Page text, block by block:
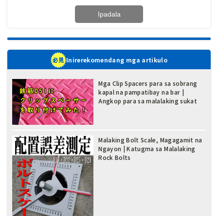
Inirerekomendang mga artikulo
Mga Clip Spacers para sa sobrang
kapal na pampatibay na bar |
Angkop para sa malalaking sukat
Malaking Bolt Scale, Magagamit na
Ngayon | Katugma sa Malalaking
Rock Bolts